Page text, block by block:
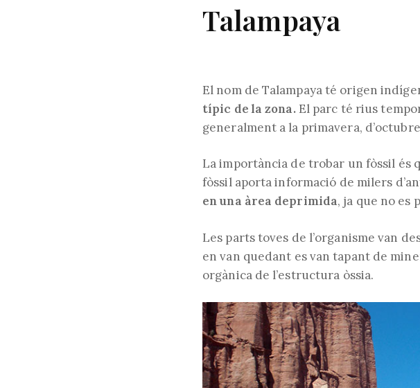
Talampaya
El nom de Talampaya té origen
típic de la zona.El parc té rius
generalment a la primavera,
La importància de trobar un fòssil és
fòssil aporta informació de milers
en una àrea deprimida, ja que no es
Les parts toves de l’organisme van
en van quedant es van tapant de
orgànica de l’estructura òssia.